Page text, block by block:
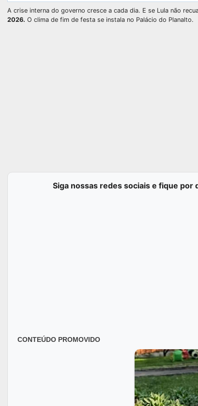
A crise interna do governo cresce a cada dia. E se Lula não
2026. O clima de fim de festa se instala no Palácio do Planalto.
Siga nossas redes sociais e fique